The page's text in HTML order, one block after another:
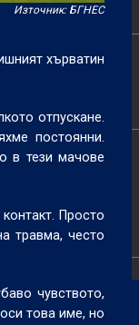
Източник: БГНЕС
хърватин
отпускане.
постоянни.
в тези мачове
Просто
травма, често
чувството,
това име, но